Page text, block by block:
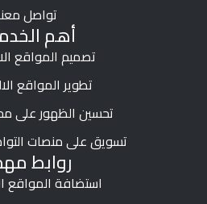
تواصل
أهم
تصميم المواقع
تطوير المواقع
تحسين الظهور على
تسويق على منصات
روابط
استضافة المواقع